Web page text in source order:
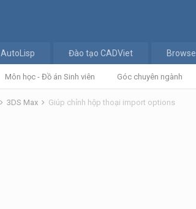
Môn học - Đồ án Sinh viên Góc chuyên ngành
AutoLisp Đào tạo CADViet Browse
3DS Max Giúp chỉnh hộp thoại import options